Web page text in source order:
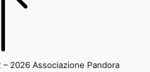
2026 Associazione Pandora